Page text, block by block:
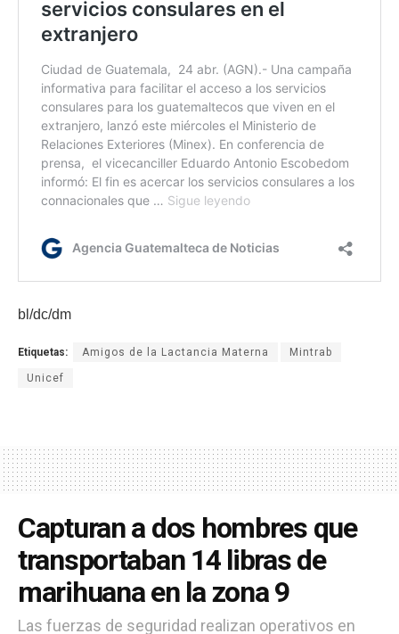
bl/dc/dm
Etiquetas: Amigos de la Lactancia Materna Mintrab
Unicef
Capturan a dos hombres que
transportaban 14 libras de
marihuana en la zona 9
Las fuerzas de seguridad realizan operativos en